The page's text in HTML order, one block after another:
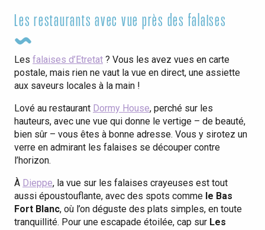
Les restaurants avec vue près des falaises
Les falaises d’Etretat ? Vous les avez vues en carte
postale, mais rien ne vaut la vue en direct, une assiette
aux saveurs locales à la main !
Lové au restaurant Dormy House, perché sur les
hauteurs, avec une vue qui donne le vertige – de beauté,
bien sûr – vous êtes à bonne adresse. Vous y sirotez un
verre en admirant les falaises se découper contre
l’horizon.
À Dieppe, la vue sur les falaises crayeuses est tout
aussi époustouflante, avec des spots comme le Bas
Fort Blanc, où l’on déguste des plats simples, en toute
tranquillité. Pour une escapade étoilée, cap sur Les